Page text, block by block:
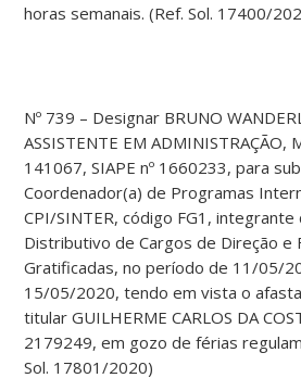
horas semanais. (Ref. Sol. 17400/
Nº 739 – Designar BRUNO
ASSISTENTE EM ADMINISTRAÇÃO,
141067, SIAPE nº 1660233, para
Coordenador(a) de Programas
CPI/SINTER, código FG1, integrante
Distributivo de Cargos de Direção e
Gratificadas, no período de 11/05/
15/05/2020, tendo em vista o
titular GUILHERME CARLOS DA
2179249, em gozo de férias
Sol. 17801/2020)